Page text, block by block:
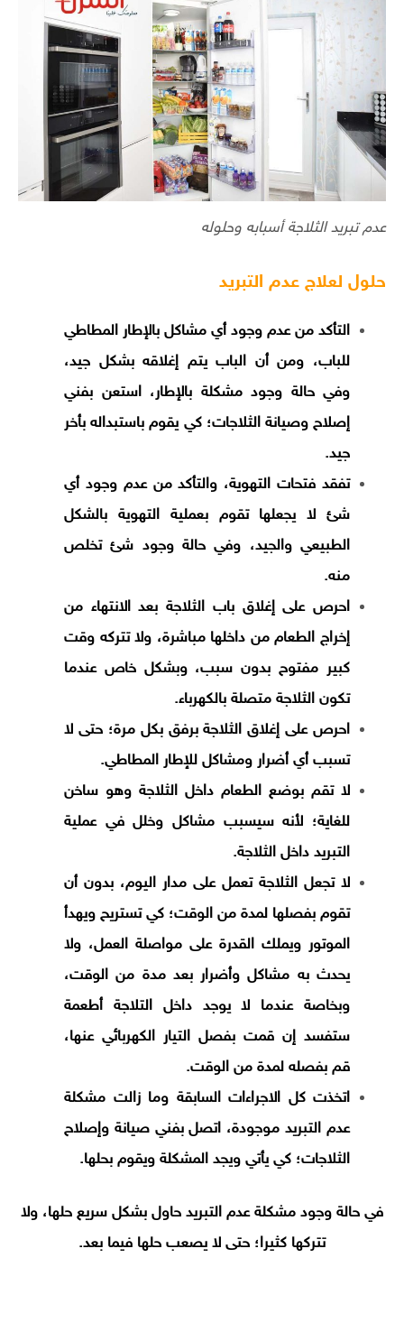
عدم تبريد الثلاجة أسبابه وحلوله
حلول لعلاج عدم التبريد
التأكد من عدم وجود أي مشاكل بالإطار المطاطي
للباب، ومن أن الباب يتم إغلاقه بشكل جيد،
وفي حالة وجود مشكلة بالإطار، استعن بفني
إصلاح وصيانة الثلاجات؛ كي يقوم باستبداله بأخر
جيد.
تفقد فتحات التهوية، والتأكد من عدم وجود أي
شئ لا يجعلها تقوم بعملية التهوية بالشكل
الطبيعي والجيد، وفي حالة وجود شئ تخلص
منه.
احرص على إغلاق باب الثلاجة بعد الانتهاء من
إخراج الطعام من داخلها مباشرة، ولا تتركه وقت
كبير مفتوح بدون سبب، وبشكل خاص عندما
تكون الثلاجة متصلة بالكهرباء.
احرص على إغلاق الثلاجة برفق بكل مرة؛ حتى لا
تسبب أي أضرار ومشاكل للإطار المطاطي.
لا تقم بوضع الطعام داخل الثلاجة وهو ساخن
للغاية؛ لأنه سيسبب مشاكل وخلل في عملية
التبريد داخل الثلاجة.
لا تجعل الثلاجة تعمل على مدار اليوم، بدون أن
تقوم بفصلها لمدة من الوقت؛ كي تستريح ويهدأ
الموتور ويملك القدرة على مواصلة العمل، ولا
يحدث به مشاكل وأضرار بعد مدة من الوقت،
وبخاصة عندما لا يوجد داخل التلاجة أطعمة
ستفسد إن قمت بفصل التيار الكهربائي عنها،
قم بفصله لمدة من الوقت.
اتخذت كل الاجراءات السابقة وما زالت مشكلة
عدم التبريد موجودة، اتصل بفني صيانة وإصلاح
الثلاجات؛ كي يأتي ويجد المشكلة ويقوم بحلها.
في حالة وجود مشكلة عدم التبريد حاول بشكل سريع حلها، ولا
تتركها كثيرا؛ حتى لا يصعب حلها فيما بعد.